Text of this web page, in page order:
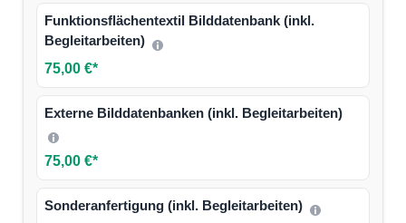
Funktionsflächentextil Bilddatenbank (inkl.
Begleitarbeiten)
75,00 €*
Externe Bilddatenbanken (inkl. Begleitarbeiten)
75,00 €*
Sonderanfertigung (inkl. Begleitarbeiten)